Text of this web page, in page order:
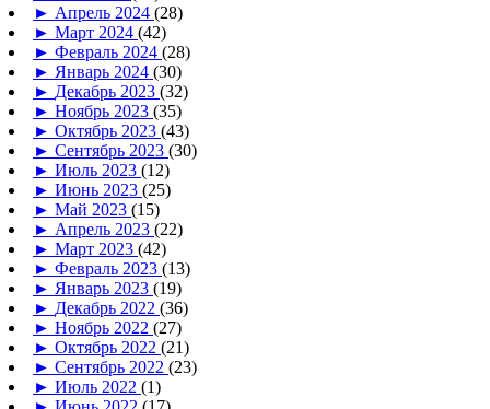
► Апрель 2024 (28)
► Март 2024 (42)
► Февраль 2024 (28)
► Январь 2024 (30)
► Декабрь 2023 (32)
► Ноябрь 2023 (35)
► Октябрь 2023 (43)
► Сентябрь 2023 (30)
► Июль 2023 (12)
► Июнь 2023 (25)
► Май 2023 (15)
► Апрель 2023 (22)
► Март 2023 (42)
► Февраль 2023 (13)
► Январь 2023 (19)
► Декабрь 2022 (36)
► Ноябрь 2022 (27)
► Октябрь 2022 (21)
► Сентябрь 2022 (23)
► Июль 2022 (1)